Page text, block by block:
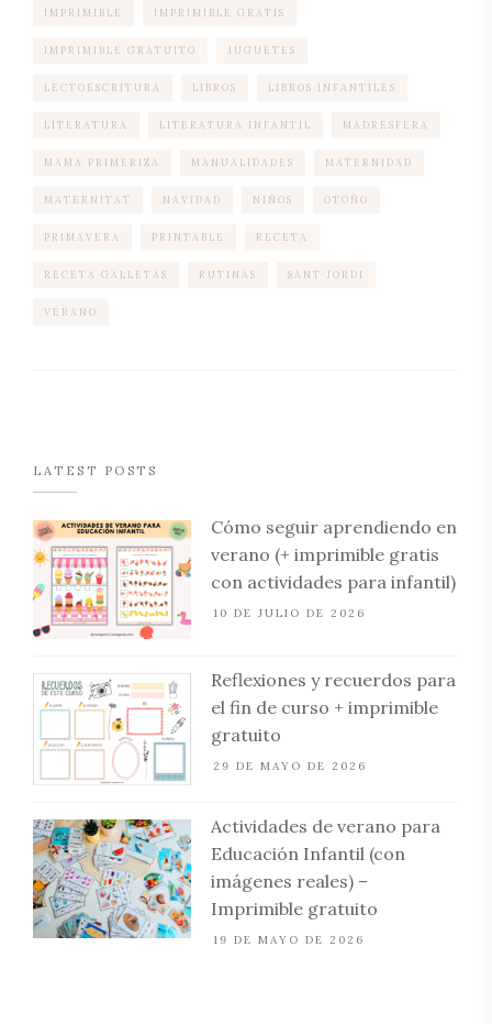
IMPRIMIBLE IMPRIMIBLE GRATIS
IMPRIMIBLE GRATUITO JUGUETES
LECTOESCRITURA LIBROS LIBROS INFANTILES
LITERATURA LITERATURA INFANTIL MADRESFERA
MAMA PRIMERIZA MANUALIDADES MATERNIDAD
MATERNITAT NAVIDAD NIÑOS OTOÑO
PRIMAVERA PRINTABLE RECETA
RECETA GALLETAS RUTINAS SANT JORDI
VERANO
LATEST POSTS
Cómo seguir aprendiendo en
verano (+ imprimible gratis
con actividades para infantil)
10 DE JULIO DE 2026
Reflexiones y recuerdos para
el fin de curso + imprimible
gratuito
29 DE MAYO DE 2026
Actividades de verano para
Educación Infantil (con
imágenes reales) –
Imprimible gratuito
19 DE MAYO DE 2026